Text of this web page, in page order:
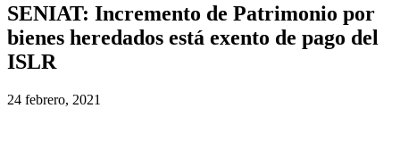
SENIAT: Incremento de Patrimonio por
bienes heredados está exento de pago del
ISLR
24 febrero, 2021